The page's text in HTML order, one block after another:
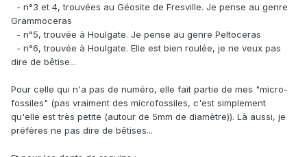
- n°3 et 4, trouvées au Géosite de Fresville. Je pense au genre
Grammoceras
- n°5, trouvée à Houlgate. Je pense au genre Peltoceras
- n°6, trouvée à Houlgate. Elle est bien roulée, je ne veux pas
dire de bêtise...
Pour celle qui n'a pas de numéro, elle fait partie de mes "micro-
fossiles" (pas vraiment des microfossiles, c'est simplement
qu'elle est très petite (autour de 5mm de diamètre)). Là aussi, je
préfères ne pas dire de bêtises...